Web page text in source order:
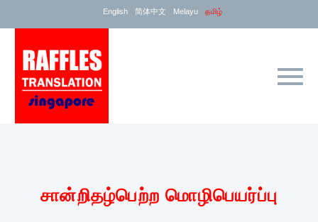
English 简体中文 Melayu தமிழ்
சான்றிதழ்பெற்ற மொழிபெயர்ப்பு